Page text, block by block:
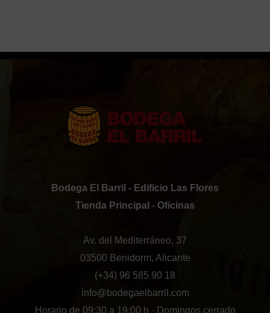
Bodega El Barril - Edificio Las Flores
Tienda Principal - Oficinas
Av. del Mediterráneo, 37
03500 Benidorm, Alicante
(+34) 96 585 90 18
info@bodegaelbarril.com
Horario de 09:30 a 19:00 h · Domingos cerrado